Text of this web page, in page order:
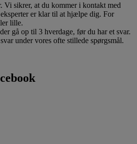
Vi sikrer, at du kommer i kontakt med
er klar til at hjælpe dig. For
lille.
gå op til 3 hverdage, før du har et svar.
under vores ofte stillede spørgsmål.